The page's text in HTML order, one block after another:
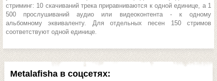
Metalafisha в соцсетях:
стриминг: 10 скачиваний трека приравниваются к одной единице, а 1
500 прослушиваний аудио или видеоконтента - к одному
альбомному эквиваленту. Для отдельных песен 150 стримов
соответствуют одной единице.